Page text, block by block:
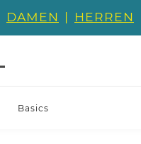
DAMEN | HERREN
Basics